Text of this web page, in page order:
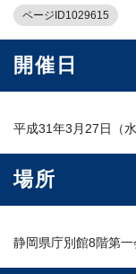
ページID1029615
開催日
平成31年3月27日（
場所
静岡県庁別館8階第